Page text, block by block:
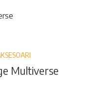
Multiverse